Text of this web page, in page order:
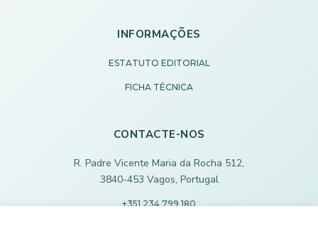
INFORMAÇÕES
ESTATUTO EDITORIAL
FICHA TÉCNICA
CONTACTE-NOS
R. Padre Vicente Maria da Rocha 512,
3840-453 Vagos, Portugal
+351 234 799 180